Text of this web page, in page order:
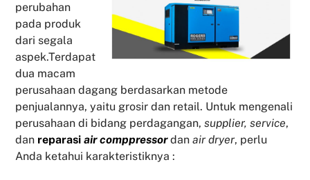
perubahan
pada produk
dari segala
aspek.Terdapat
dua macam
perusahaan dagang berdasarkan metode
penjualannya, yaitu grosir dan retail. Untuk mengenali
perusahaan di bidang perdagangan,supplier, service,
dan reparasiair comppressordanair dryer, perlu
Anda ketahui karakteristiknya :